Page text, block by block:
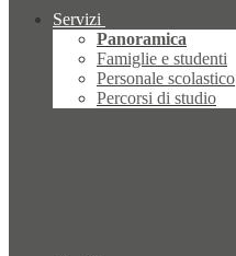
Servizi
Panoramica
Famiglie e studenti
Personale scolastico
Percorsi di studio